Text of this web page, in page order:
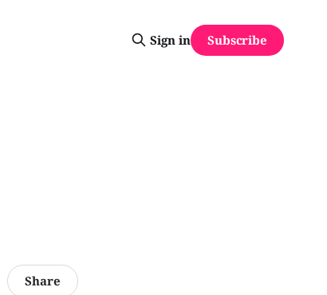
Sign in Subscribe
Share